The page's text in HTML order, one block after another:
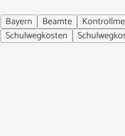
Bayern
Beamte
Schulwegkosten